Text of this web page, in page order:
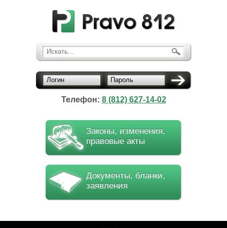
Искать...
Логин Пароль
Телефон: 8 (812) 627-14-02
Законы, изменения,
правовые акты
Документы, бланки,
заявления